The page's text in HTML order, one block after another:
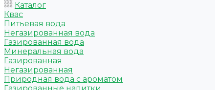
Каталог
Квас
Питьевая вода
Негазированная вода
Газированная вода
Минеральная вода
Газированная
Негазированная
Природная вода с ароматом